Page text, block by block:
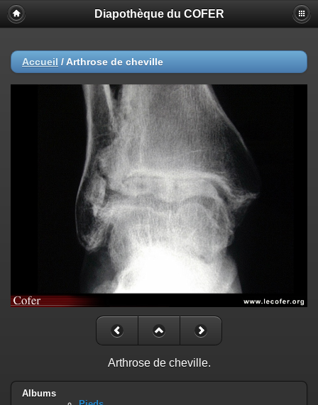
Diapothèque du COFER
Accueil / Arthrose de cheville
Arthrose de cheville.
Albums